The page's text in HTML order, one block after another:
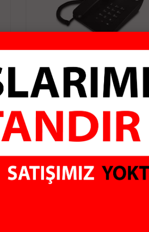
TK-30043 KABLOLU EKRANSIZ
TELEFONU
1,098.25 TL